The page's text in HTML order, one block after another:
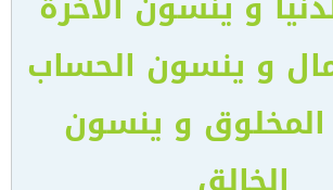
و ينسون الحساب
المخلوق و ينسون